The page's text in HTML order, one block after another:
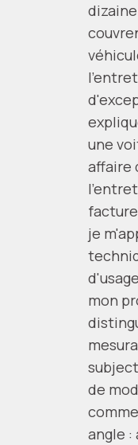
une
affaire
je
mon
de
angle :